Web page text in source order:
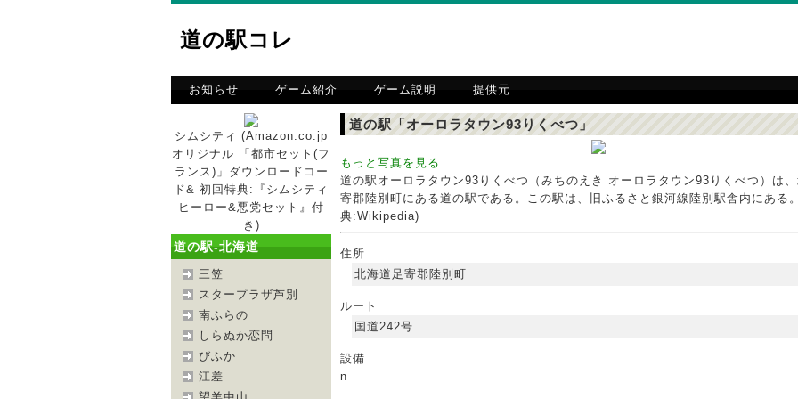
道の駅コレ
お知らせ ゲーム紹介 ゲーム説明 提供元
シムシティ (Amazon.co.jp
オリジナル 「都市セット(フ
ランス)」ダウンロードコー
ド& 初回特典:『シムシティ
ヒーロー&悪党セット』付
き)
道の駅-北海道
三笠
スタープラザ芦別
南ふらの
しらぬか恋問
びふか
江差
道の駅「オーロラタウン93りくべつ」
もっと写真を見る
道の駅オーロラタウン93りくべつ（みちのえき オーロラタウン93りくべつ）は、
寄郡陸別町にある道の駅である。この駅は、旧ふるさと銀河線陸別駅舎内にある
典:Wikipedia)
住所
北海道足寄郡陸別町
ルート
国道242号
設備
n